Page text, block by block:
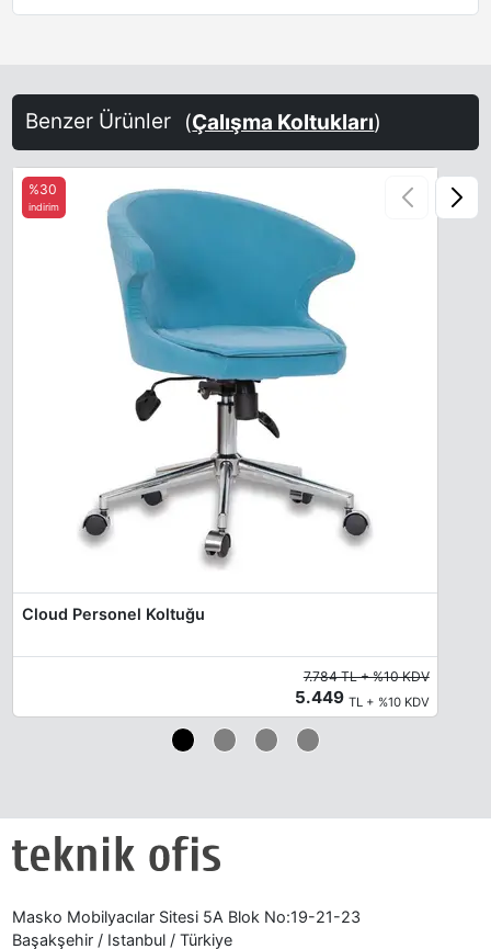
Benzer Ürünler (Çalışma Koltukları)
Cloud Personel Koltuğu
%30
indirim
7.784 TL + %10 KDV
5.449 TL + %10 KDV
Masko Mobilyacılar Sitesi 5A Blok No:19-21-23
Başakşehir / Istanbul / Türkiye